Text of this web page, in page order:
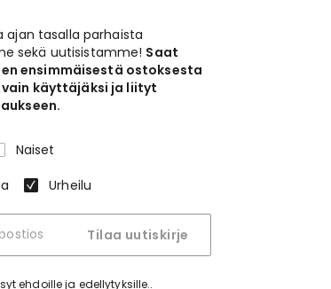
ajan tasalla parhaista
sekä uutisistamme! Saat
ensimmäisestä ostoksesta
käyttäjäksi ja liityt
Naiset
Urheilu
Tilaa uutiskirje
ehdoille ja edellytyksille..